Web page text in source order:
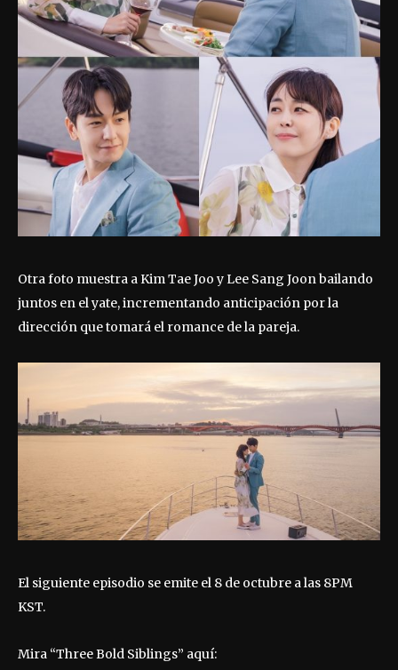
Otra foto muestra a Kim Tae Joo y Lee Sang Joon bailando
juntos en el yate, incrementando anticipación por la
dirección que tomará el romance de la pareja.
El siguiente episodio se emite el 8 de octubre a las 8PM
KST.
Mira “Three Bold Siblings” aquí: